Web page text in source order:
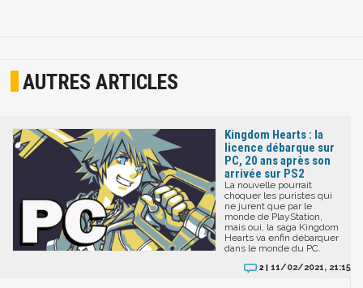
AUTRES ARTICLES
Kingdom Hearts : la
licence débarque sur
PC, 20 ans après son
arrivée sur PS2
La nouvelle pourrait
choquer les puristes qui
ne jurent que par le
monde de PlayStation,
mais oui, la saga Kingdom
Hearts va enfin débarquer
dans le monde du PC.
2 | 11/02/2021, 21:15